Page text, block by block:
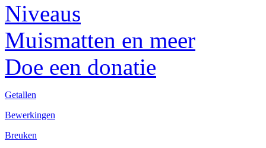
Niveaus
Muismatten en meer
Doe een donatie
Getallen
Bewerkingen
Breuken